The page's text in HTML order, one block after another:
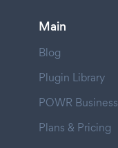
Main
Blog
Plugin Library
POWR Business
Plans & Pricing